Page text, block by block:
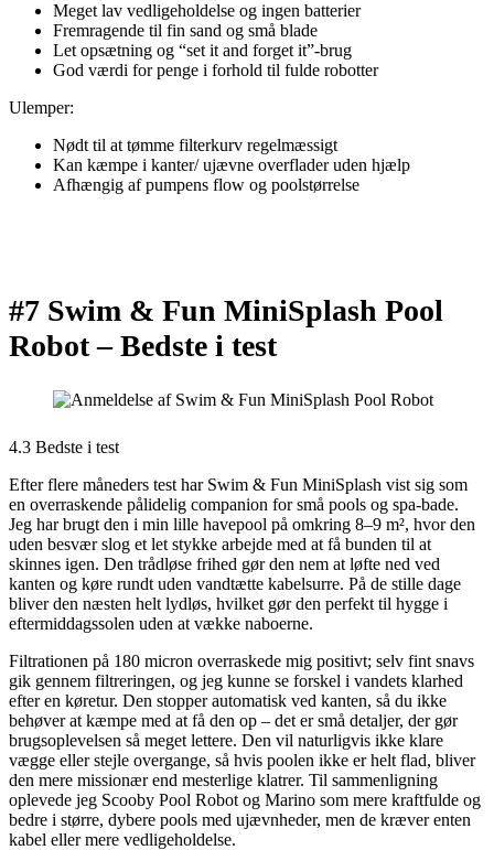
Meget lav vedligeholdelse og ingen batterier
Fremragende til fin sand og små blade
Let opsætning og “set it and forget it”-brug
God værdi for penge i forhold til fulde robotter
Ulemper:
Nødt til at tømme filterkurv regelmæssigt
Kan kæmpe i kanter/ ujævne overflader uden hjælp
Afhængig af pumpens flow og poolstørrelse
#7 Swim & Fun MiniSplash Pool
Robot –Bedste i test
4.3 Bedste i test
Efter flere måneders test har Swim & Fun MiniSplash vist sig som
en overraskende pålidelig companion for små pools og spa-bade.
Jeg har brugt den i min lille havepool på omkring 8–9 m², hvor den
uden besvær slog et let stykke arbejde med at få bunden til at
skinnes igen. Den trådløse frihed gør den nem at løfte ned ved
kanten og køre rundt uden vandtætte kabelsurre. På de stille dage
bliver den næsten helt lydløs, hvilket gør den perfekt til hygge i
eftermiddagssolen uden at vække naboerne.
Filtrationen på 180 micron overraskede mig positivt; selv fint snavs
gik gennem filtreringen, og jeg kunne se forskel i vandets klarhed
efter en køretur. Den stopper automatisk ved kanten, så du ikke
behøver at kæmpe med at få den op – det er små detaljer, der gør
brugsoplevelsen så meget lettere. Den vil naturligvis ikke klare
vægge eller stejle overgange, så hvis poolen ikke er helt flad, bliver
den mere missionær end mesterlige klatrer. Til sammenligning
oplevede jeg Scooby Pool Robot og Marino som mere kraftfulde og
bedre i større, dybere pools med ujævnheder, men de kræver enten
kabel eller mere vedligeholdelse.